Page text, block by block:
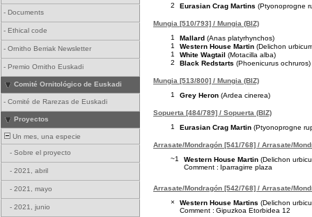
- Documents
- Ethical code
- Ornitho Berriak Newsletter
- Premio Ornitho Euskadi
Comité Ornitológico de Euskadi
- Comité de Rarezas de Euskadi
Proyectos
Un mes, una especie
- Sobre el proyecto
- 2021, abril
- 2021, mayo
- 2021, junio
2
Eurasian Crag Martins (Ptyonoprogne
Mungia [510/793] / Mungia (BIZ)
1
Mallard (Anas platyrhynchos)
1
Western House Martin (Delichon
1
White Wagtail (Motacilla alba)
2
Black Redstarts (Phoenicurus ochruros)
Mungia [513/800] / Mungia (BIZ)
1
Grey Heron (Ardea cinerea)
Sopuerta [484/789] / Sopuerta (BIZ)
1
Eurasian Crag Martin (Ptyonoprogne
Arrasate/Mondragón [541/768] / Arrasate/
~1
Western House Martin (Delichon
Comment : Iparragirre plaza
Arrasate/Mondragón [542/768] / Arrasate/
×
Western House Martins (Delichon
Comment : Gipuzkoa Etorbidea 12